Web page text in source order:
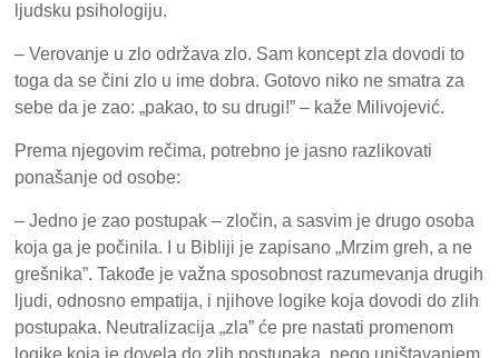
ljudsku psihologiju.
– Verovanje u zlo održava zlo. Sam koncept zla dovodi to
toga da se čini zlo u ime dobra. Gotovo niko ne smatra za
sebe da je zao: „pakao, to su drugi!” – kaže Milivojević.
Prema njegovim rečima, potrebno je jasno razlikovati
ponašanje od osobe:
– Jedno je zao postupak – zločin, a sasvim je drugo osoba
koja ga je počinila. I u Bibliji je zapisano „Mrzim greh, a ne
grešnika”. Takođe je važna sposobnost razumevanja drugih
ljudi, odnosno empatija, i njihove logike koja dovodi do zlih
postupaka. Neutralizacija „zla” će pre nastati promenom
logike koja je dovela do zlih postupaka, nego uništavanjem